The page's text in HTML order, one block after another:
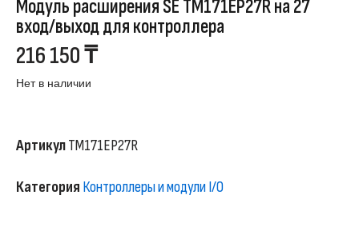
Модуль расширения SE TM171EP27R на 27
вход/выход для контроллера
216 150₸
Нет в наличии
АртикулTM171EP27R
Категория Контроллеры и модули I/O